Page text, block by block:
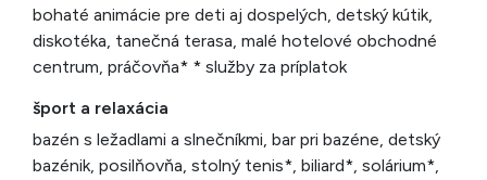
bohaté animácie pre deti aj dospelých, detský kútik,
diskotéka, tanečná terasa, malé hotelové obchodné
centrum, práčovňa* * služby za príplatok
šport a relaxácia
bazén s ležadlami a slnečníkmi, bar pri bazéne, detský
bazénik, posilňovňa, stolný tenis*, biliard*, solárium*,